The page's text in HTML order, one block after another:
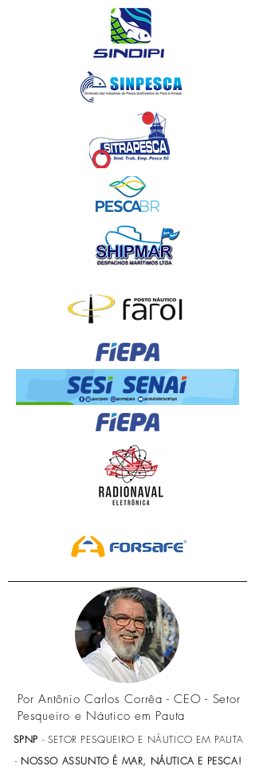
Por Antônio Carlos Corrêa - CEO - Setor
Pesqueiro e Náutico em Pauta
SPNP - SETOR PESQUEIRO E NÁUTICO EM PAUTA
- NOSSO ASSUNTO É MAR, NÁUTICA E PESCA!